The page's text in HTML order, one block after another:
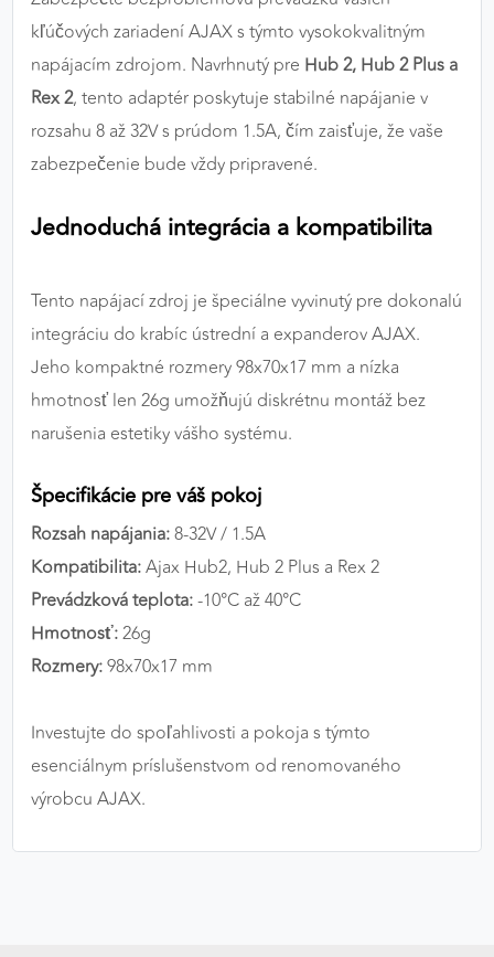
kľúčových zariadení AJAX s týmto vysokokvalitným
napájacím zdrojom. Navrhnutý pre Hub 2, Hub 2 Plus a
Rex 2, tento adaptér poskytuje stabilné napájanie v
rozsahu 8 až 32V s prúdom 1.5A, čím zaisťuje, že vaše
zabezpečenie bude vždy pripravené.
Jednoduchá integrácia a kompatibilita
Tento napájací zdroj je špeciálne vyvinutý pre dokonalú
integráciu do krabíc ústrední a expanderov AJAX.
Jeho kompaktné rozmery 98x70x17 mm a nízka
hmotnosť len 26g umožňujú diskrétnu montáž bez
narušenia estetiky vášho systému.
Špecifikácie pre váš pokoj
Rozsah napájania:8-32V / 1.5A
Kompatibilita:Ajax Hub2, Hub 2 Plus a Rex 2
Prevádzková teplota:-10°C až 40°C
Hmotnosť:26g
Rozmery:98x70x17 mm
Investujte do spoľahlivosti a pokoja s týmto
esenciálnym príslušenstvom od renomovaného
výrobcu AJAX.
výkon a funkčnosť našich stránok.
Google Analytics
Marketingové cookies sa používajú na sledovanie
stránkami. Umožňujú nám a našim partnerom
našom webe aj v reklamných sieťach tretích strán.
Google Ads
Poskytovateľ: Google